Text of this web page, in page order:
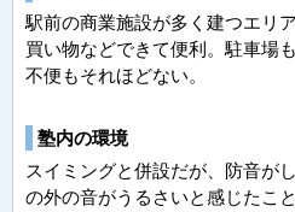
駅前の商業施設が多く建つエリ
買い物などできて便利。駐車場
不便もそれほどない。
塾内の環境
スイミングと併設だが、防音が
の外の音がうるさいと感じたこと